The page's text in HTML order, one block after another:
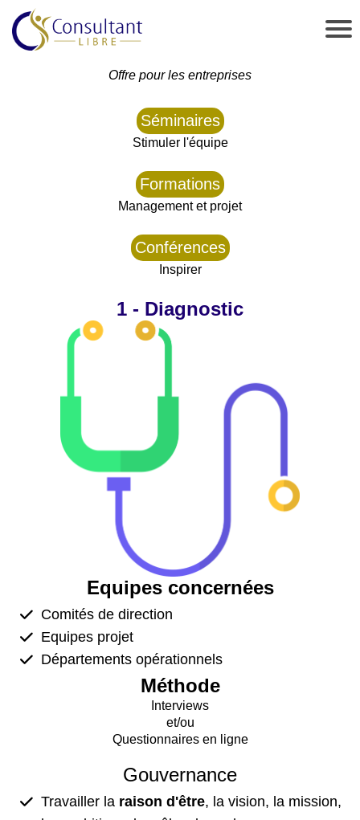
Offre pour les entreprises
Séminaires
Stimuler l'équipe
Formations
Management et projet
Conférences
Inspirer
1 - Diagnostic
Equipes concernées
Comités de direction
Equipes projet
Départements opérationnels
Méthode
Interviews
et/ou
Questionnaires en ligne
Gouvernance
Travailler la raison d'être, la vision, la mission,